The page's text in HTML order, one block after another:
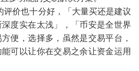
评价也十分好，「大量买还是建议
度实在太浅」，「币安是全世界
便，选择多，虽然是交易平台，
可以让你在交易之余让资金运用